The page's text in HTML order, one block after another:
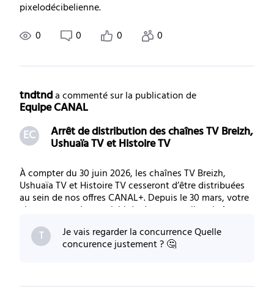
pixelodécibelienne.
0
0 0 0
tndtnd a commenté sur la publication de
Equipe CANAL
EC
Arrêt de distribution des chaînes TV Breizh,
Ushuaïa TV et Histoire TV
À compter du 30 juin 2026, les chaînes TV Breizh,
Ushuaïa TV et Histoire TV cesseront d’être distribuées
au sein de nos offres CANAL+. Depuis le 30 mars, votre
abonnement s’est enrichi de deux nouvelles chaînes
dédiées à la nature et aux animaux : LOVE NATURE,
chaîne premium de documentaires animali
T Je vais regarder la concurrence Quelle
concurence justement ? 🤔